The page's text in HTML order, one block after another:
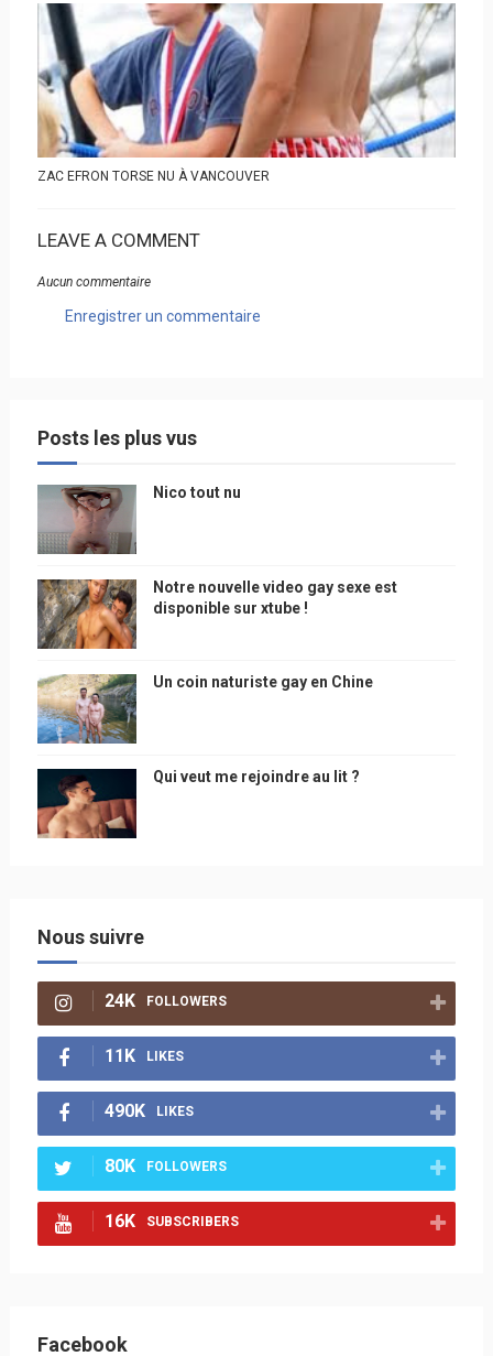
ZAC EFRON TORSE NU À VANCOUVER
LEAVE A COMMENT
Aucun commentaire
Enregistrer un commentaire
Posts les plus vus
Nico tout nu
Notre nouvelle video gay sexe est
disponible sur xtube !
Un coin naturiste gay en Chine
Qui veut me rejoindre au lit ?
Nous suivre
24K FOLLOWERS
11K LIKES
490K LIKES
80K FOLLOWERS
16K SUBSCRIBERS
Facebook